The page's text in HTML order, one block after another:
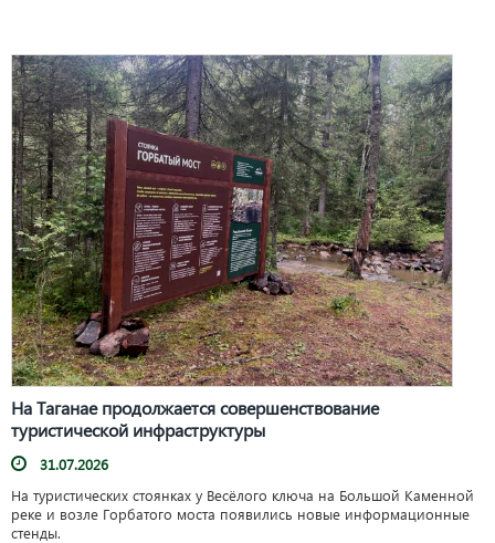
На Таганае продолжается совершенствование
туристической инфраструктуры
31.07.2026
На туристических стоянках у Весёлого ключа на Большой Каменной
реке и возле Горбатого моста появились новые информационные
стенды.